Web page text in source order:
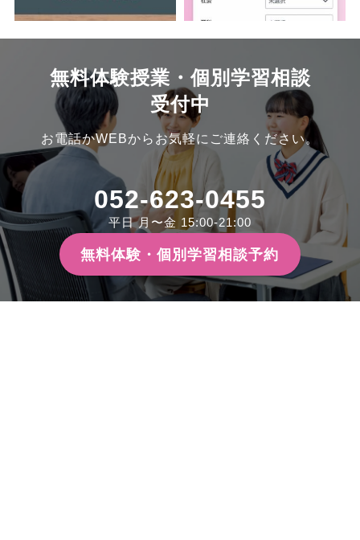
無料体験授業・個別学習相談
受付中
お電話かWEBからお気軽にご連絡ください。
052-623-0455
平日 月〜金 15:00-21:00
無料体験・個別学習相談予約